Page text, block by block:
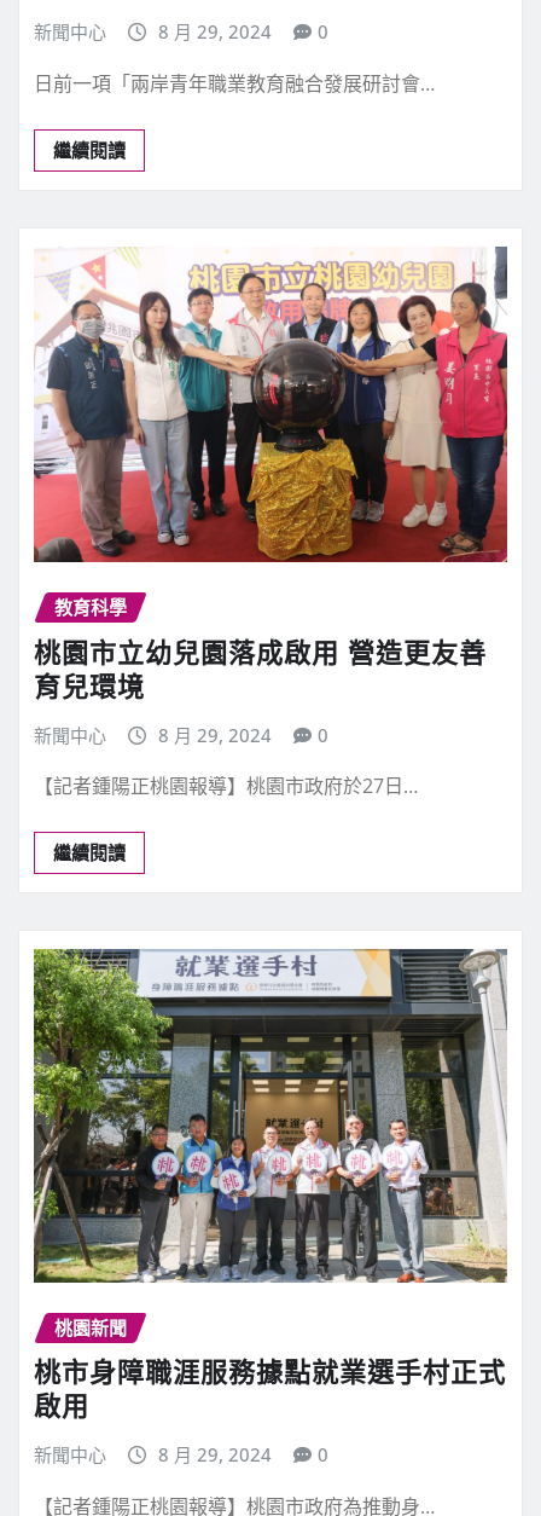
新聞中心 8 月 29, 2024 0
日前一項「兩岸青年職業教育融合發展研討會…
繼續閱讀
教育科學
桃園市立幼兒園落成啟用 營造更友善
育兒環境
新聞中心 8 月 29, 2024 0
【記者鍾陽正桃園報導】桃園市政府於27日…
繼續閱讀
桃園新聞
桃市身障職涯服務據點就業選手村正式
啟用
新聞中心 8 月 29, 2024 0
【記者鍾陽正桃園報導】桃園市政府為推動身…